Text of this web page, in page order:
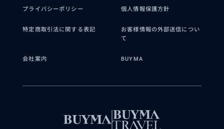
プライバシーポリシー 個人情報保護方針
特定商取引法に関する表記
お客様情報の外部送信につい
て
会社案内 BUYMA